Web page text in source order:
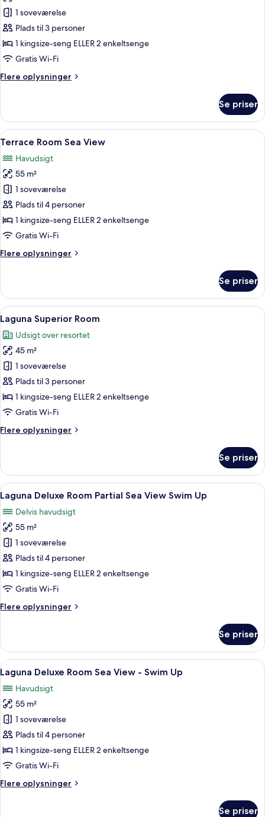
Deluxe-
værelse
-
havudsigt
1 soveværelse
Plads til 3 personer
1 kingsize-seng ELLER 2 enkeltsenge
Gratis Wi-Fi
Flere oplysninger
Flere
værelse
havudsigt
Se priser
Indlæs
alle
billeder
af
Terrace
Room
Sea
View
Terrace Room Sea View | Premium-
9
Terrace Room Sea View
Havudsigt
55 m²
1 soveværelse
Plads til 4 personer
1 kingsize-seng ELLER 2 enkeltsenge
Gratis Wi-Fi
Flere oplysninger
Flere
Room
Sea
View
Se priser
Indlæs
alle
billeder
af
Laguna
Superior
Room
Et moderne hotelværelse med seng,
5
Laguna Superior Room
Udsigt over resortet
45 m²
1 soveværelse
Plads til 3 personer
1 kingsize-seng ELLER 2 enkeltsenge
Gratis Wi-Fi
Flere oplysninger
Flere
Superior
Room
Se priser
Indlæs
alle
billeder
af
Laguna
Deluxe
Room
Partial
View
Et moderne hotelværelse med en
5
Laguna Deluxe Room Partial Sea View Swim Up
Delvis havudsigt
55 m²
1 soveværelse
Plads til 4 personer
1 kingsize-seng ELLER 2 enkeltsenge
Gratis Wi-Fi
Flere oplysninger
Flere
Deluxe
Room
Partial
Sea
View
Swim
Up
Se priser
Indlæs
alle
billeder
af
Laguna
Deluxe
Room
Sea
-
Laguna Deluxe Room Sea View -
11
Laguna Deluxe Room Sea View - Swim Up
Havudsigt
55 m²
1 soveværelse
Plads til 4 personer
1 kingsize-seng ELLER 2 enkeltsenge
Gratis Wi-Fi
Flere oplysninger
Flere
Se priser